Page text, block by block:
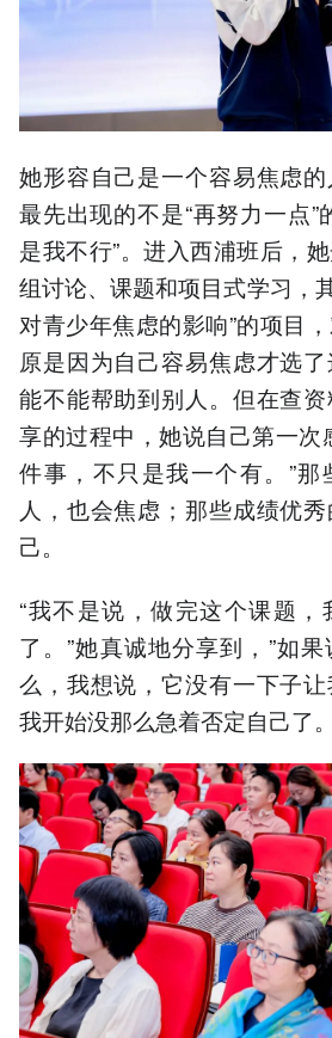
她形容自己是一个容易焦虑的
最先出现的不是“再努力一点”
是我不行”。进入西浦班后，
组讨论、课题和项目式学习，
对青少年焦虑的影响”的项目
原是因为自己容易焦虑才选
能不能帮助到别人。但在查
享的过程中，她说自己第一次
件事，不只是我一个有。”那
人，也会焦虑；那些成绩优
己。
“我不是说，做完这个课题
了。”她真诚地分享到，”如
么，我想说，它没有一下子
我开始没那么急着否定自己了